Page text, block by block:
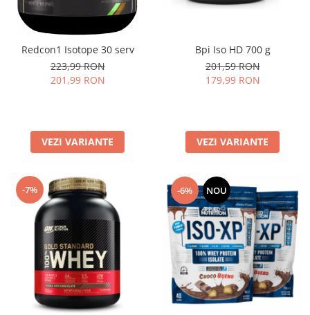
Redcon1 Isotope 30 serv
223,99 RON
201,99 RON
VEZI VARIANTE
Bpi Iso HD 700 g
201,59 RON
179,99 RON
VEZI VARIANTE
-7% -6% NOU